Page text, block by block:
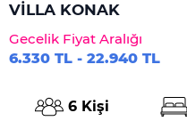
VİLLA KONAK
Gecelik Fiyat Aralığı
6.330 TL - 22.940 TL
6 Kişi